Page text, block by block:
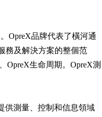
OpreX品牌代表了橫河通
務及解決方案的整個范
OpreX生命周期。OpreX測
供測量、控制和信息領域